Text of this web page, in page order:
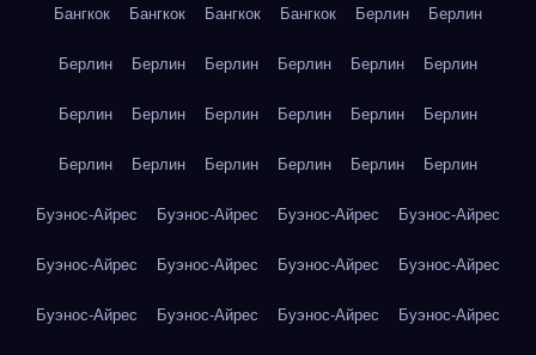
Бангкок Бангкок Бангкок Бангкок Берлин Берлин
Берлин Берлин Берлин Берлин Берлин Берлин
Берлин Берлин Берлин Берлин Берлин Берлин
Берлин Берлин Берлин Берлин Берлин Берлин
Буэнос-Айрес Буэнос-Айрес Буэнос-Айрес Буэнос-Айрес
Буэнос-Айрес Буэнос-Айрес Буэнос-Айрес Буэнос-Айрес
Буэнос-Айрес Буэнос-Айрес Буэнос-Айрес Буэнос-Айрес